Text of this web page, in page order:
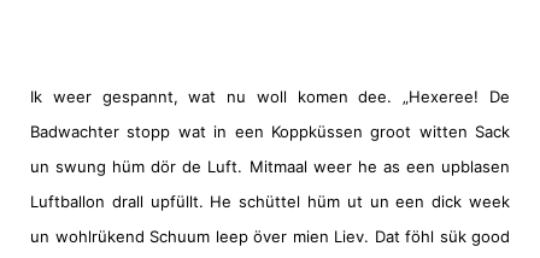
Ik weer gespannt, wat nu woll komen dee. „Hexeree! De
Badwachter stopp wat in een Koppküssen groot witten Sack
un swung hüm dör de Luft. Mitmaal weer he as een upblasen
Luftballon drall upfüllt. He schüttel hüm ut un een dick week
un wohlrükend Schuum leep över mien Liev. Dat föhl sük good